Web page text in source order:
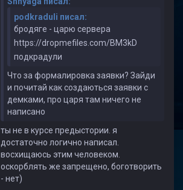
podkraduli писал:
бродяге - царю сервера
https://dropmefiles.com/BM3kD
подкрадули
Что за формалировка заявки? Зайди
и почитай как создаються заявки с
демками, про царя там ничего не
написано
ты не в курсе предыстории. я
достаточно логично написал.
восхищаюсь этим человеком.
оскорблять же запрещено, боготворить
- нет)